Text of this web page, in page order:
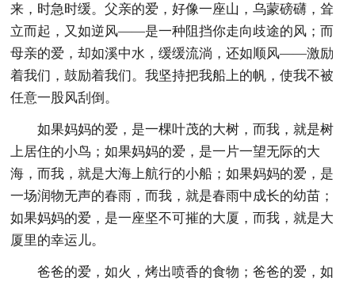
来，时急时缓。父亲的爱，好像一座山，乌蒙磅礴，耸
立而起，又如逆风——是一种阻挡你走向歧途的风；而
母亲的爱，却如溪中水，缓缓流淌，还如顺风——激励
着我们，鼓励着我们。我坚持把我船上的帆，使我不被
任意一股风刮倒。
如果妈妈的爱，是一棵叶茂的大树，而我，就是树
上居住的小鸟；如果妈妈的爱，是一片一望无际的大
海，而我，就是大海上航行的小船；如果妈妈的爱，是
一场润物无声的春雨，而我，就是春雨中成长的幼苗；
如果妈妈的爱，是一座坚不可摧的大厦，而我，就是大
厦里的幸运儿。
爸爸的爱，如火，烤出喷香的食物；爸爸的爱，如